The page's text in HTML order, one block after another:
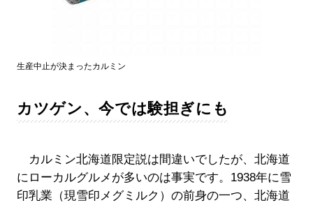
生産中止が決まったカルミン
カツゲン、今では験担ぎにも
カルミン北海道限定説は間違いでしたが、北海道
にローカルグルメが多いのは事実です。1938年に雪
印乳業（現雪印メグミルク）の前身の一つ、北海道